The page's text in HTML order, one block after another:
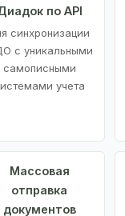
по API
синхронизации
с уникальными
самописными
учета
Массовая
отправка
документов